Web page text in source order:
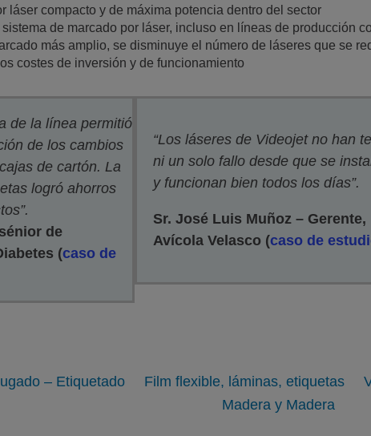
láser compacto y de máxima potencia dentro del sector
de marcado por láser, incluso en líneas de producción
más amplio, se disminuye el número de láseres que se
costes de inversión y de funcionamiento
de la línea permitió
de los cambios
de cartón. La
logró ahorros
de
(caso de
“Los láseres de Videojet no han
ni un solo fallo desde que se
y funcionan bien todos los días”.
Sr. José Luis Muñoz – Gerente,
Avícola Velasco (caso de
– Etiquetado Film flexible, láminas, etiquetas
Madera y Madera